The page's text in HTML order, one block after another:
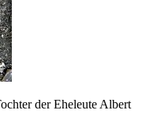
der Eheleute Albert